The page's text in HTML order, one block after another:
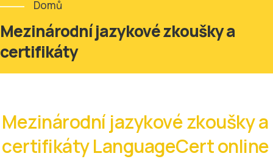
Domů
Mezinárodní jazykové zkoušky a
certifikáty
Mezinárodní jazykové zkoušky a
certifikáty LanguageCert online